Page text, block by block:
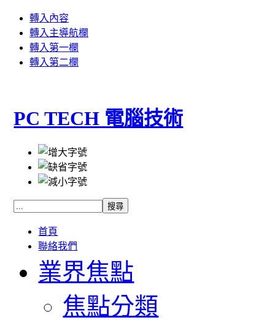
轉入內容
轉入主導航欄
轉入第一欄
轉入第二欄
PC TECH 電腦技術
首頁
聯絡我們
業界焦點
焦點分類